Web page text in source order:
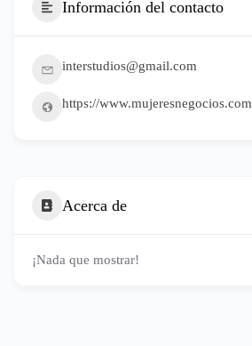
Información del contacto
interstudios@gmail.com
https://www.mujeresnegocios.com
Acerca de
¡Nada que mostrar!